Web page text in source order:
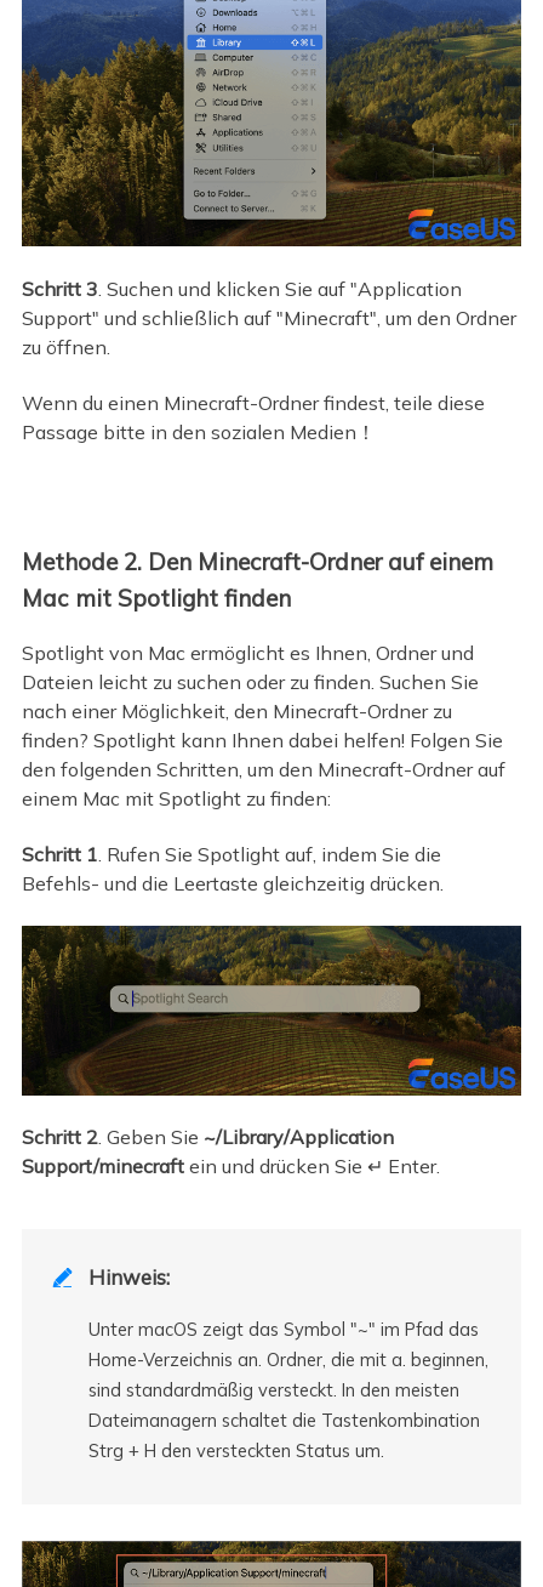
Schritt 3 . Suchen und klicken Sie auf "Application
Support" und schließlich auf "Minecraft", um den Ordner
zu öffnen.
Wenn du einen Minecraft-Ordner findest, teile diese
Passage bitte in den sozialen Medien！
Methode 2. Den Minecraft-Ordner auf einem
Mac mit Spotlight finden
Spotlight von Mac ermöglicht es Ihnen, Ordner und
Dateien leicht zu suchen oder zu finden. Suchen Sie
nach einer Möglichkeit, den Minecraft-Ordner zu
finden? Spotlight kann Ihnen dabei helfen! Folgen Sie
den folgenden Schritten, um den Minecraft-Ordner auf
einem Mac mit Spotlight zu finden:
Schritt 1. Rufen Sie Spotlight auf, indem Sie die
Befehls- und die Leertaste gleichzeitig drücken.
Schritt 2. Geben Sie ~/Library/Application
Support/minecraftein und drücken Sie ↵ Enter.
 Hinweis:
Unter macOS zeigt das Symbol "~" im Pfad das
Home-Verzeichnis an. Ordner, die mit a. beginnen,
sind standardmäßig versteckt. In den meisten
Dateimanagern schaltet die Tastenkombination
Strg + H den versteckten Status um.